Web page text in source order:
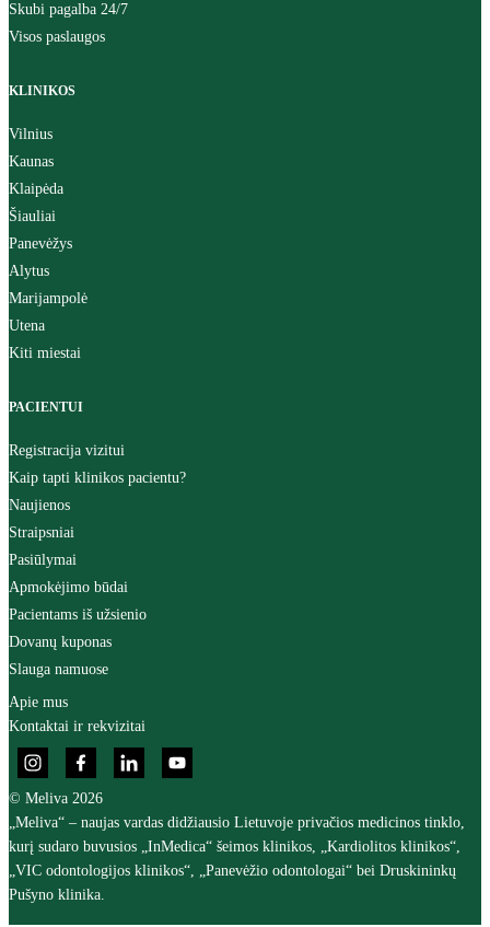
Skubi pagalba 24/7
Visos paslaugos
KLINIKOS
Vilnius
Kaunas
Klaipėda
Šiauliai
Panevėžys
Alytus
Marijampolė
Utena
Kiti miestai
PACIENTUI
Registracija vizitui
Kaip tapti klinikos pacientu?
Naujienos
Straipsniai
Pasiūlymai
Apmokėjimo būdai
Pacientams iš užsienio
Dovanų kuponas
Slauga namuose
Apie mus
Kontaktai ir rekvizitai
© Meliva 2026
„Meliva“ – naujas vardas didžiausio Lietuvoje privačios medicinos tinklo,
kurį sudaro buvusios „InMedica“ šeimos klinikos, „Kardiolitos klinikos“,
„VIC odontologijos klinikos“, „Panevėžio odontologai“ bei Druskininkų
Pušyno klinika.